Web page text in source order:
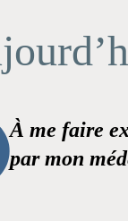
À me faire
par mon